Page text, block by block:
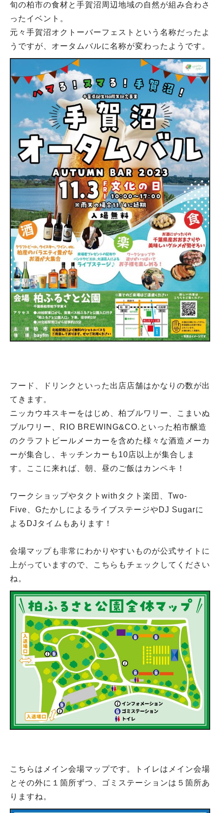
旬の柏市の食材と手賀沼周辺地域の自然が組み合わさ
ったイベント。
元々手賀沼オクトーバーフェストという名称だったよ
うですが、オータムバルに名称が変わったようです。
フード、ドリンクといった出店店舗はかなりの数が出
てきます。
ニッカウヰスキーをはじめ、柏ブルワリー、こまいぬ
ブルワリー、RIO BREWING&CO.といった柏市醸造
のクラフトビールメーカーを含めた様々な酒造メーカ
ーが集合し、キッチンカーも10店以上が集合しま
す。ここに来れば、朝、昼のご飯はカンペキ！
ワークショップやタクトwithタクト楽団、Two-
Five、GたかしによるライブステージやDJ Sugarに
よるDJタイムもあります！
会場マップも非常にわかりやすいものが公式サイトに
上がっていますので、こちらもチェックしてください
ね。
こちらはメイン会場マップです。トイレはメイン会場
とその外に１箇所ずつ、ゴミステーションは５箇所あ
りますね。